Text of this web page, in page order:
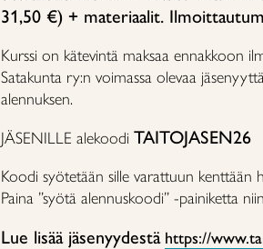
31,50 €) + materiaalit.
Kurssi on kätevintä maksaa ennakkoon
Satakunta ry:n voimassa olevaa
alennuksen.
JÄSENILLE alekoodi TAITOJASEN26
Koodi syötetään sille varattuun kenttään
Paina ”syötä alennuskoodi” -painiketta
Lue lisää jäsenyydestä https://